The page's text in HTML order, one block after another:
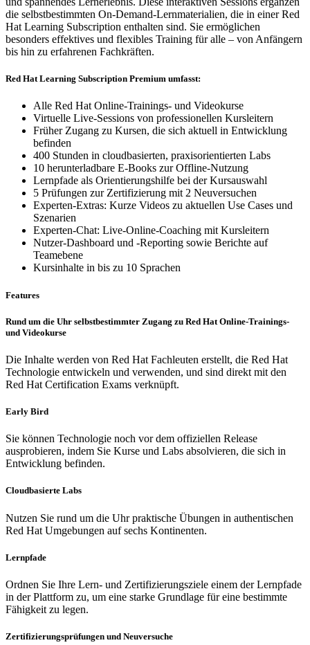
die selbstbestimmten On-Demand-Lernmaterialien, die in einer Red
Hat Learning Subscription enthalten sind. Sie ermöglichen
besonders effektives und flexibles Training für alle – von Anfängern
bis hin zu erfahrenen Fachkräften.
Red Hat Learning Subscription Premium umfasst:
Alle Red Hat Online-Trainings- und Videokurse
Virtuelle Live-Sessions von professionellen Kursleitern
Früher Zugang zu Kursen, die sich aktuell in Entwicklung
befinden
400 Stunden in cloudbasierten, praxisorientierten Labs
10 herunterladbare E-Books zur Offline-Nutzung
Lernpfade als Orientierungshilfe bei der Kursauswahl
5 Prüfungen zur Zertifizierung mit 2 Neuversuchen
Experten-Extras: Kurze Videos zu aktuellen Use Cases und
Szenarien
Experten-Chat: Live-Online-Coaching mit Kursleitern
Nutzer-Dashboard und -Reporting sowie Berichte auf
Teamebene
Kursinhalte in bis zu 10 Sprachen
Features
Rund um die Uhr selbstbestimmter Zugang zu Red Hat Online-Trainings-
und Videokurse
Die Inhalte werden von Red Hat Fachleuten erstellt, die Red Hat
Technologie entwickeln und verwenden, und sind direkt mit den
Red Hat Certification Exams verknüpft.
Early Bird
Sie können Technologie noch vor dem offiziellen Release
ausprobieren, indem Sie Kurse und Labs absolvieren, die sich in
Entwicklung befinden.
Cloudbasierte Labs
Nutzen Sie rund um die Uhr praktische Übungen in authentischen
Red Hat Umgebungen auf sechs Kontinenten.
Lernpfade
Ordnen Sie Ihre Lern- und Zertifizierungsziele einem der Lernpfade
in der Plattform zu, um eine starke Grundlage für eine bestimmte
Fähigkeit zu legen.
Zertifizierungsprüfungen und Neuversuche